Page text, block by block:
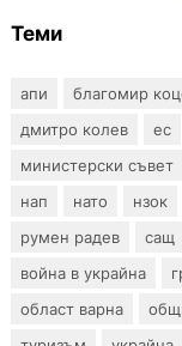
Теми
апи благомир
дмитро колев
ес
министерски съвет
нап
нато нзок
румен радев
сащ
война в украйна
област варна